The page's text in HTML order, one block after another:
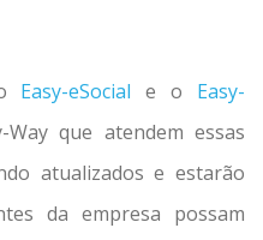
Easy-eSocial e o Easy-
Way que atendem essas
atualizados e estarão
da empresa possam